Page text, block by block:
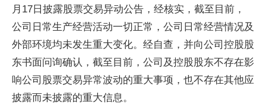
月17日披露股票交易异动公告，经核实，截至目前，
公司日常生产经营活动一切正常，公司日常经营情况及
外部环境均未发生重大变化。经自查，并向公司控股股
东书面问询确认，截至目前，公司及控股股东不存在影
响公司股票交易异常波动的重大事项，也不存在其他应
披露而未披露的重大信息。